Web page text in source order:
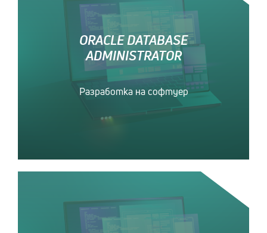
ORACLE DATABASE
ADMINISTRATOR
Разработка на софтуер